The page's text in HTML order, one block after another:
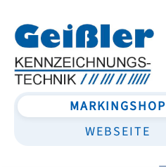
MARKINGSHOP
WEBSEITE